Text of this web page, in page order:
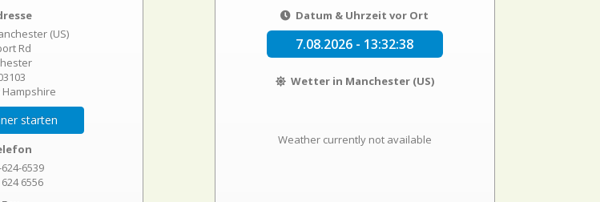
(US)
Rd
Hampshire
starten
6539
6556
Datum & Uhrzeit vor Ort
7.08.2026 - 13:32:39
Wetter in Manchester (US)
Weather currently not available